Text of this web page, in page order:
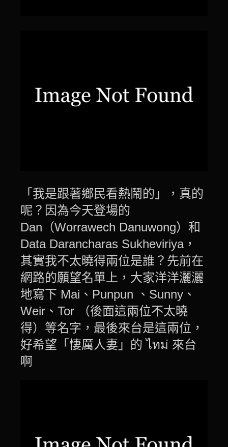
「我是跟著鄉民看熱鬧的」，真的
呢？因為今天登場的
Dan（Worrawech Danuwong）和
Data Darancharas Sukheviriya，
其實我不太曉得兩位是誰？先前在
網路的願望名單上，大家洋洋灑灑
地寫下 Mai、Punpun 、Sunny、
Weir、Tor （後面這兩位不太曉
得）等名字，最後來台是這兩位，
好希望「悽厲人妻」的 ไทม่ 來台
啊